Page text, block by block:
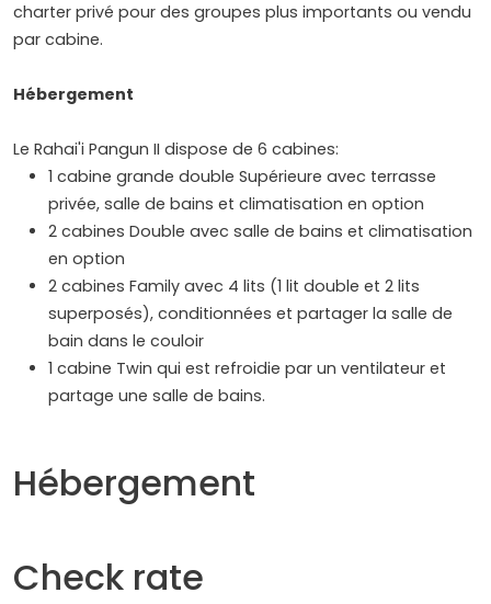
charter privé pour des groupes plus importants ou vendu
par cabine.
Hébergement
Le Rahai'i Pangun II dispose de 6 cabines:
1 cabine grande double Supérieure avec terrasse
privée, salle de bains et climatisation en option
2 cabines Double avec salle de bains et climatisation
en option
2 cabines Family avec 4 lits (1 lit double et 2 lits
superposés), conditionnées et partager la salle de
bain dans le couloir
1 cabine Twin qui est refroidie par un ventilateur et
partage une salle de bains.
Hébergement
Check rate